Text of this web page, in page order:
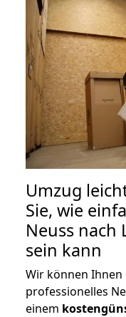
Umzug
Sie, wie
Neuss nach
sein kann
Wir können
professionelles
einem